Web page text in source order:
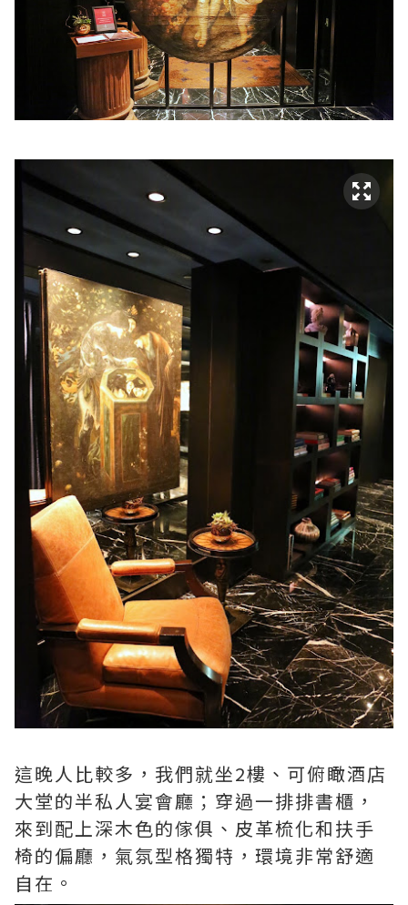
這晚人比較多，我們就坐2樓、可俯瞰酒店
大堂的半私人宴會廳；穿過一排排書櫃，
來到配上深木色的傢俱、皮革梳化和扶手
椅的偏廳，氣氛型格獨特，環境非常舒適
自在。